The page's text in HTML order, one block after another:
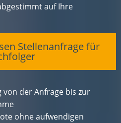
auf Ihre
Stellenanfrage für
der Anfrage bis zur
ohne aufwendigen